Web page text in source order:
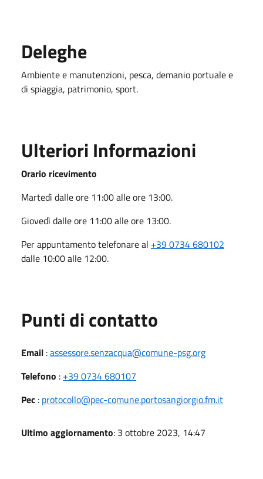
Deleghe
Ambiente e manutenzioni, pesca, demanio portuale e
di spiaggia, patrimonio, sport.
Ulteriori Informazioni
Orario ricevimento
Martedì dalle ore 11:00 alle ore 13:00.
Giovedì dalle ore 11:00 alle ore 13:00.
Per appuntamento telefonare al +39 0734 680102
dalle 10:00 alle 12:00.
Punti di contatto
Email :assessore.senzacqua@comune-psg.org
Telefono : +39 0734 680107
Pec : protocollo@pec-comune.portosangiorgio.fm.it
Ultimo aggiornamento: 3 ottobre 2023, 14:47